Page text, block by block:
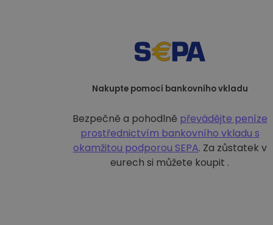
Nakupte pomocí bankovního vkladu
Bezpečně a pohodlně převádějte peníze
prostřednictvím bankovního vkladu s
okamžitou podporou SEPA. Za zůstatek v
eurech si můžete koupit .